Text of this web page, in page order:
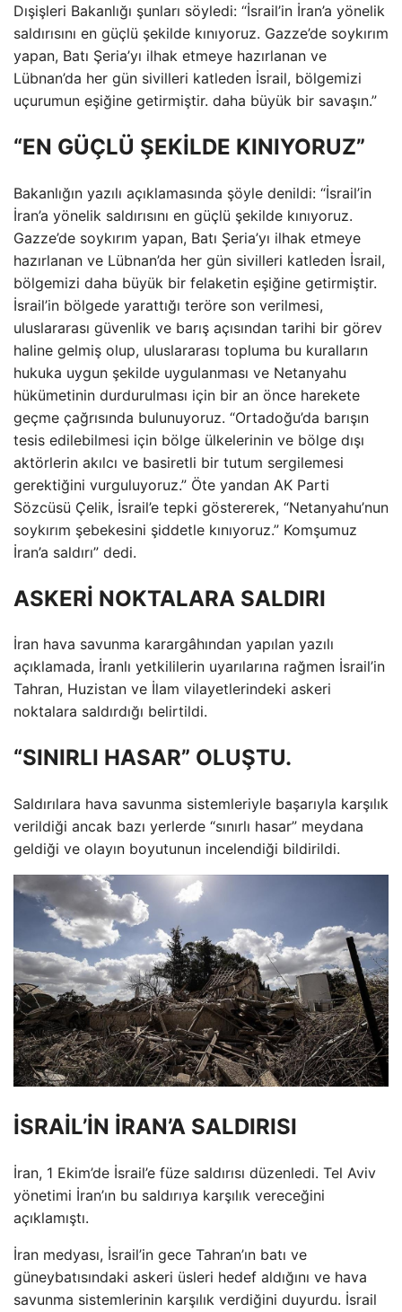
Dışişleri Bakanlığı şunları söyledi: “İsrail’in İran’a yönelik
saldırısını en güçlü şekilde kınıyoruz. Gazze’de soykırım
yapan, Batı Şeria’yı ilhak etmeye hazırlanan ve
Lübnan’da her gün sivilleri katleden İsrail, bölgemizi
uçurumun eşiğine getirmiştir. daha büyük bir savaşın.”
“EN GÜÇLÜ ŞEKİLDE KINIYORUZ”
Bakanlığın yazılı açıklamasında şöyle denildi: “İsrail’in
İran’a yönelik saldırısını en güçlü şekilde kınıyoruz.
Gazze’de soykırım yapan, Batı Şeria’yı ilhak etmeye
hazırlanan ve Lübnan’da her gün sivilleri katleden İsrail,
bölgemizi daha büyük bir felaketin eşiğine getirmiştir.
İsrail’in bölgede yarattığı teröre son verilmesi,
uluslararası güvenlik ve barış açısından tarihi bir görev
haline gelmiş olup, uluslararası topluma bu kuralların
hukuka uygun şekilde uygulanması ve Netanyahu
hükümetinin durdurulması için bir an önce harekete
geçme çağrısında bulunuyoruz. “Ortadoğu’da barışın
tesis edilebilmesi için bölge ülkelerinin ve bölge dışı
aktörlerin akılcı ve basiretli bir tutum sergilemesi
gerektiğini vurguluyoruz.” Öte yandan AK Parti
Sözcüsü Çelik, İsrail’e tepki göstererek, “Netanyahu’nun
soykırım şebekesini şiddetle kınıyoruz.” Komşumuz
İran’a saldırı” dedi.
ASKERİ NOKTALARA SALDIRI
İran hava savunma karargâhından yapılan yazılı
açıklamada, İranlı yetkililerin uyarılarına rağmen İsrail’in
Tahran, Huzistan ve İlam vilayetlerindeki askeri
noktalara saldırdığı belirtildi.
“SINIRLI HASAR” OLUŞTU.
Saldırılara hava savunma sistemleriyle başarıyla karşılık
verildiği ancak bazı yerlerde “sınırlı hasar” meydana
geldiği ve olayın boyutunun incelendiği bildirildi.
İSRAİL’İN İRAN’A SALDIRISI
İran, 1 Ekim’de İsrail’e füze saldırısı düzenledi. Tel Aviv
yönetimi İran’ın bu saldırıya karşılık vereceğini
açıklamıştı.
İran medyası, İsrail’in gece Tahran’ın batı ve
güneybatısındaki askeri üsleri hedef aldığını ve hava
savunma sistemlerinin karşılık verdiğini duyurdu. İsrail